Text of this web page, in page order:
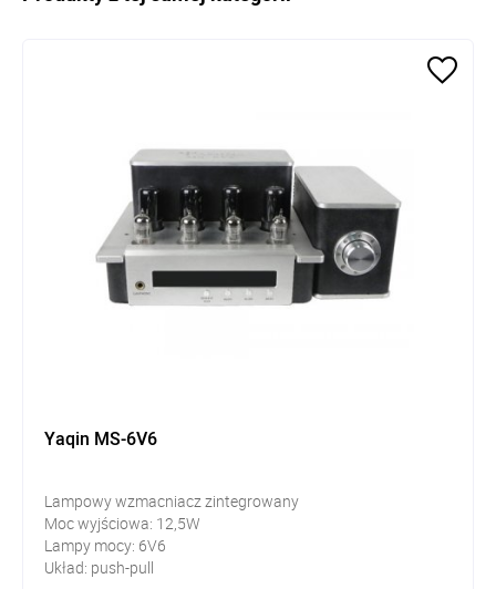
Yaqin MS-6V6
Lampowy wzmacniacz zintegrowany
Moc wyjściowa: 12,5W
Lampy mocy: 6V6
Układ: push-pull